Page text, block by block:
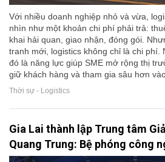
Với nhiều doanh nghiệp nhỏ và vừa,
nhìn như một khoản chi phí phải trả:
khai hải quan, giao nhận, đóng gói.
tranh mới, logistics không chỉ là chi phí.
đó là năng lực giúp SME mở rộng thị
giữ khách hàng và tham gia sâu hơn
Thời sự - Logistics
Gia Lai thành lập Trung tâm
Quang Trung: Bệ phóng công